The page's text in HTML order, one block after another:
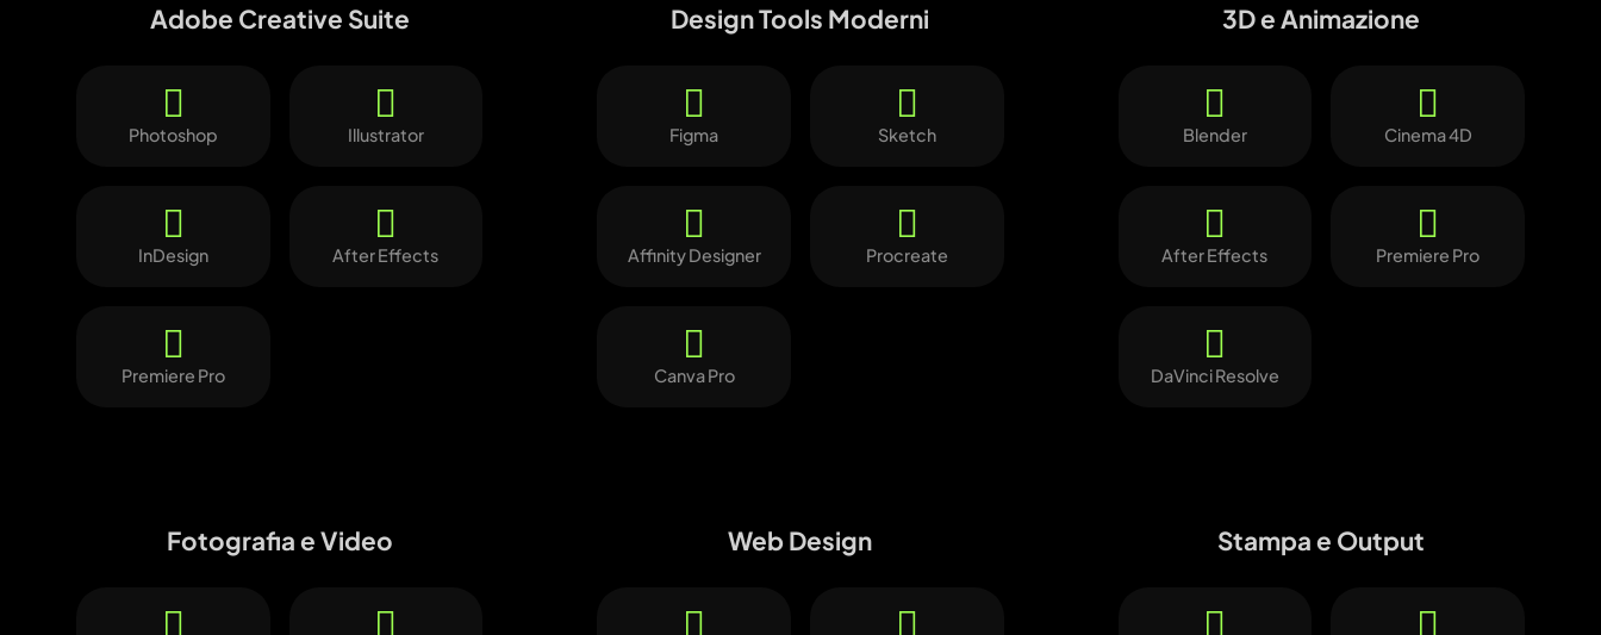
Adobe Creative Suite
Photoshop Illustrator
InDesign After Effects
Premiere Pro
Design Tools Moderni
Figma Sketch
Affinity Designer Procreate
Canva Pro
3D e Animazione
Blender Cinema 4D
After Effects Premiere Pro
DaVinci Resolve
Fotografia e Video Web Design Stampa e Output